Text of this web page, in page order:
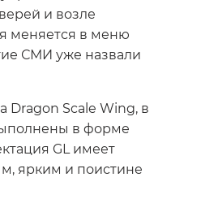
и возле
меняется в меню
СМИ уже назвали
Dragon Scale Wing, в
в форме
GL имеет
ярким и поистине